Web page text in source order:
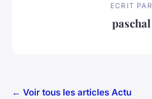
ECRIT PAR
paschal
← Voir tous les articles Actu